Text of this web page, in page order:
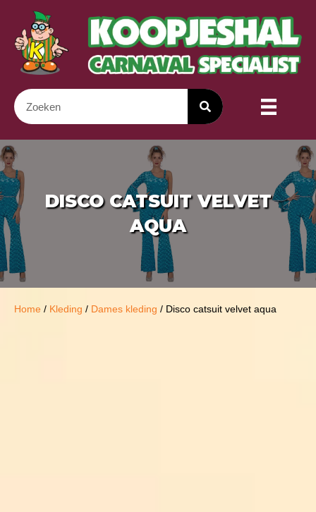
DISCO CATSUIT VELVET
AQUA
Home / Kleding / Dames kleding / Disco catsuit velvet aqua